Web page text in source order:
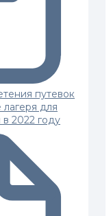
путевок
для
2022 году